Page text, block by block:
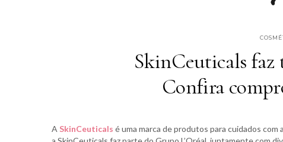
SkinCeuticals faz
Confira
A SkinCeuticals é uma marca de produtos para cuidados com